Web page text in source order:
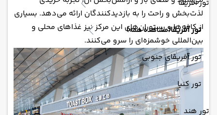
تور آفریقا
تور آفریقا(مشاهده همه)
تور آفریقای جنوبی
تور کنیا
تور هند
لذت‌بخش و راحت را به بازدیدکنندگان ارائه می‌دهد. بسیاری
از کافه‌ها و رستوران‌های این مرکز نیز غذاهای محلی و
بین‌المللی خوشمزه‌ای را سرو می‌کنند.